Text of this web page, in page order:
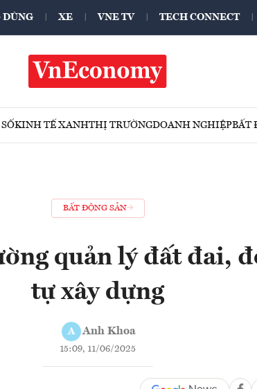
DÙNG XE VNE TV TECH CONNECT
KINH TẾ XANHTHỊ TRƯỜNGDOANH NGHIỆPBẤT
BẤT ĐỘNG SẢN
quản lý đất đai,
tự xây dựng
A Anh Khoa
15:09, 11/06/2025